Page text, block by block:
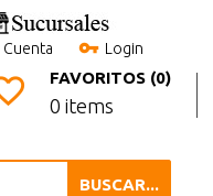
Cuenta Login
FAVORITOS (0)
0 items
BUSCAR...